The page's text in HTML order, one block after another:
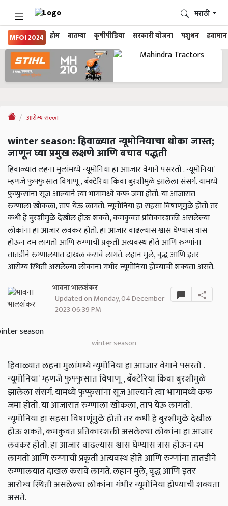
MFOI 2024 होम बातम्या कृषीपीडिया सरकारी योजना पशुधन हवामान
मराठी
आरोग्य सल्ला
winter season: हिवाळ्यात न्यूमोनियाचा धोका जास्त;
जाणून घ्या प्रमुख लक्षणे आणि बचाव पद्धती
हिवाळ्यात लहना मुलांमध्ये न्यूमोनिया हा आाजार वेगाने पसरतो . न्यूमोनिया'
म्हणजे फुफ्फुसात विषाणू , बॅक्टेरिया किंवा बुरशीमुळे झालेला संसर्ग. यामध्ये
फुप्फुसांना सूज आल्याने त्या भागामध्ये कफ जमा होतो. या आजारात
रुग्णाला खोकला, ताप येऊ लागतो. न्यूमोनिया हा सहसा विषाणूंमुळे होतो तर
कधी हे बुरशीमुळे देखील होऊ शकते, कमकुवत प्रतिकारशक्ती असलेल्या
लोकांना हा आजार लवकर होतो. हा आजार वाढल्यास श्वास घेण्यास त्रास
होऊन दम लागतो आणि रुग्णाची प्रकृती अत्यवस्थ होते आणि रुग्णांना
तातडीने रुग्णालयात दाखल करावे लागते. लहान मुले, वृद्ध आणि इतर
आरोग्य स्थिती असलेल्या लोकांना गंभीर न्यूमोनिया होण्याची शक्यता असते.
भावना भालशंकर
Updated on Monday, 04 December
2023 06:39 PM
winter season
हिवाळ्यात लहना मुलांमध्ये न्यूमोनिया हा आाजार वेगाने पसरतो .
न्यूमोनिया' म्हणजे फुफ्फुसात विषाणू , बॅक्टेरिया किंवा बुरशीमुळे
झालेला संसर्ग. यामध्ये फुप्फुसांना सूज आल्याने त्या भागामध्ये कफ
जमा होतो. या आजारात रुग्णाला खोकला, ताप येऊ लागतो.
न्यूमोनिया हा सहसा विषाणूंमुळे होतो तर कधी हे बुरशीमुळे देखील
होऊ शकते, कमकुवत प्रतिकारशक्ती असलेल्या लोकांना हा आजार
लवकर होतो. हा आजार वाढल्यास श्वास घेण्यास त्रास होऊन दम
लागतो आणि रुग्णाची प्रकृती अत्यवस्थ होते आणि रुग्णांना तातडीने
रुग्णालयात दाखल करावे लागते. लहान मुले, वृद्ध आणि इतर
आरोग्य स्थिती असलेल्या लोकांना गंभीर न्यूमोनिया होण्याची शक्यता
असते.